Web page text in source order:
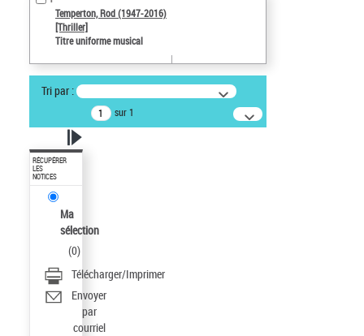
Temperton, Rod (1947-2016)
[Thriller]
Titre uniforme musical
Tri par :
sur 1
RÉCUPÉRER
LES
NOTICES
Ma
sélection
(0)
Télécharger/Imprimer
Envoyer
par
courriel